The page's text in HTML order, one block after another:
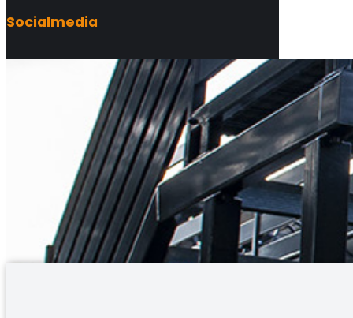
Socialmedia